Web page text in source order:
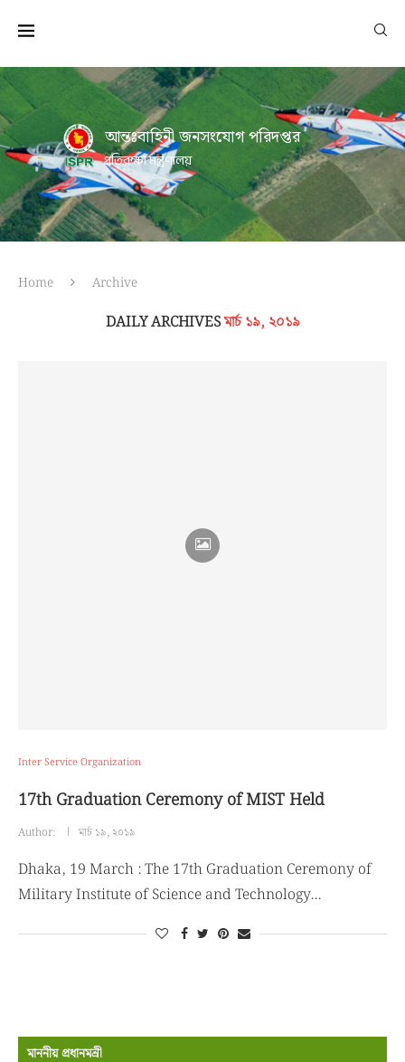
আন্তঃবাহিনী জনসংযোগ পরিদপ্তর
প্রতিরক্ষা মন্ত্রণালয়
Home Archive
DAILY ARCHIVESমার্চ ১৯, ২০১৯
Inter Service Organization
17th Graduation Ceremony of MIST Held
Author: মার্চ ১৯, ২০১৯
Dhaka, 19 March : The 17th Graduation Ceremony of
Military Institute of Science and Technology…
মাননীয় প্রধানমন্রী